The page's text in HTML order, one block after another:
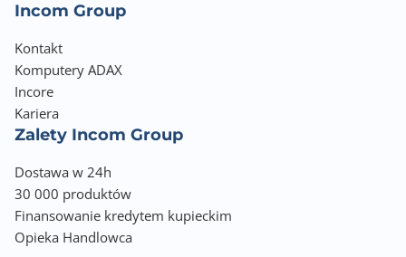
Incom Group
Kontakt
Komputery ADAX
Incore
Kariera
Zalety Incom Group
Dostawa w 24h
30 000 produktów
Finansowanie kredytem kupieckim
Opieka Handlowca